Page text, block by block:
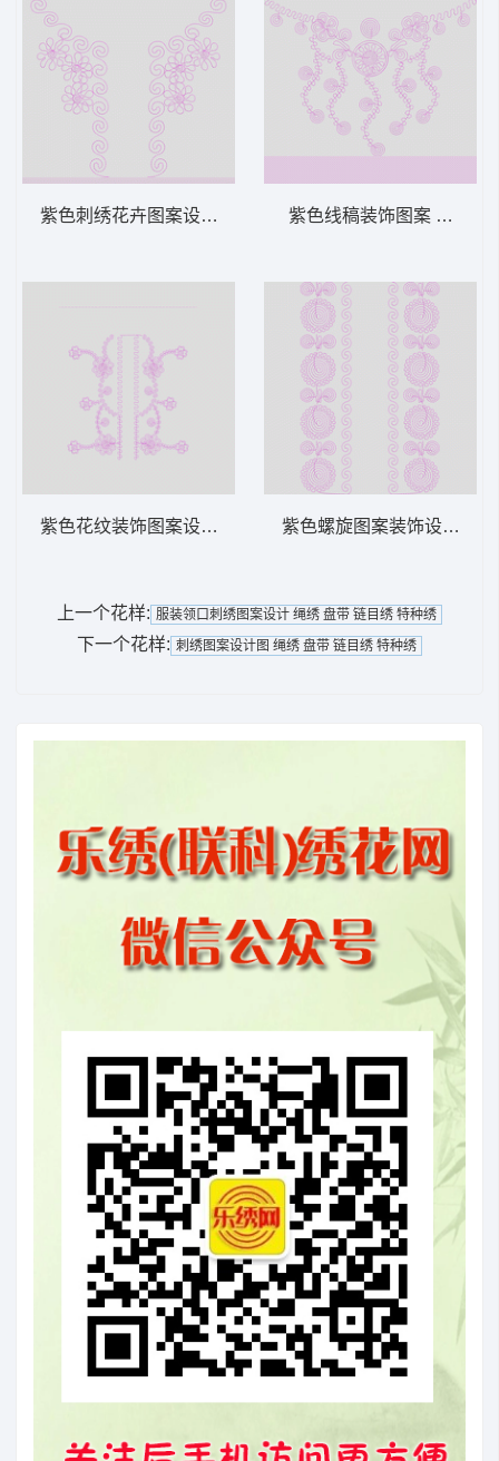
紫色刺绣花卉图案设计 绳绣 盘带 链目绣 特
紫色花纹装饰图案设计 绳绣 盘带 链目绣 特
紫色线稿装饰图案 绳绣 盘
紫色螺旋图案装饰设计 绳
上一个花样: 服装领口刺绣图案设计 绳绣 盘带 链目绣 特种绣
下一个花样: 刺绣图案设计图 绳绣 盘带 链目绣 特种绣